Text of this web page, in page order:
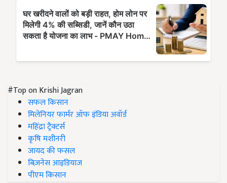
#Top on Krishi Jagran
सफल किसान
मिलेनियर फार्मर ऑफ इंडिया अवॉर्ड
महिंद्रा ट्रैक्टर्स
कृषि मशीनरी
जायद की फसल
बिज़नेस आइडियाज
पीएम किसान